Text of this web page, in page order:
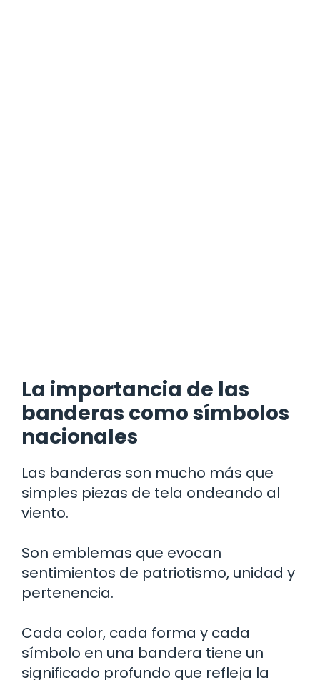
La importancia de las
banderas como símbolos
nacionales
Las banderas son mucho más que
simples piezas de tela ondeando al
viento.
Son emblemas que evocan
sentimientos de patriotismo, unidad y
pertenencia.
Cada color, cada forma y cada
símbolo en una bandera tiene un
significado profundo que refleja la